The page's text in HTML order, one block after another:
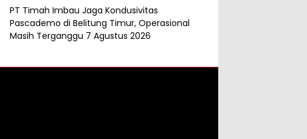
PT Timah Imbau Jaga Kondusivitas
Pascademo di Belitung Timur, Operasional
Masih Terganggu 7 Agustus 2026